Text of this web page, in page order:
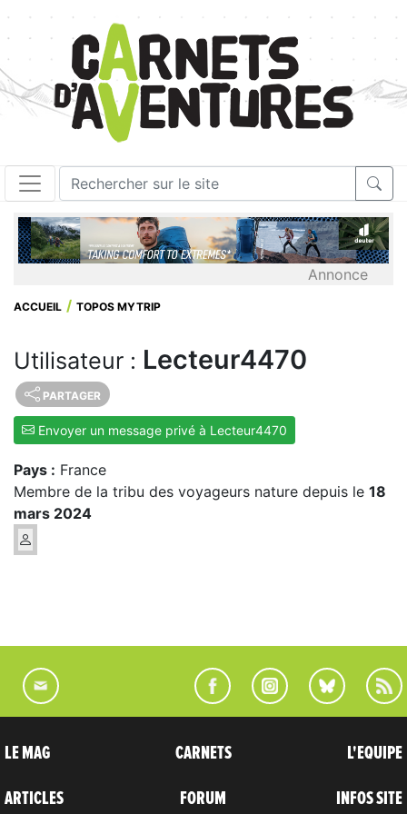
Annonce
ACCUEIL TOPOS MYTRIP
Utilisateur : Lecteur4470
PARTAGER
Envoyer un message privé à Lecteur4470
Pays : France
Membre de la tribu des voyageurs nature depuis le 18
mars 2024
LE MAG
ARTICLES
CARNETS
FORUM
L'EQUIPE
INFOS SITE